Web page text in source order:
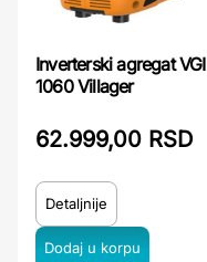
Inverterski agregat VGI
1060 Villager
62.999,00 RSD
Detaljnije